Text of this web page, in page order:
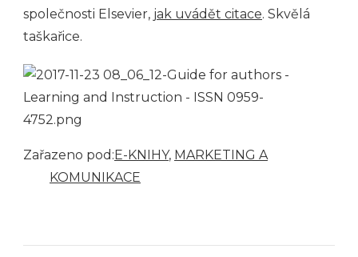
společnosti Elsevier, jak uvádět citace. Skvělá
taškařice.
Zařazeno pod:E-KNIHY, MARKETING A
KOMUNIKACE